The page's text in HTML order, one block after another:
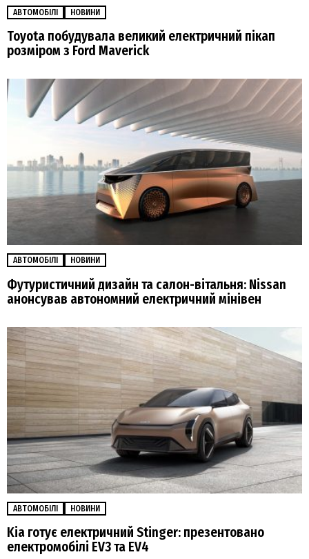
АВТОМОБІЛІ НОВИНИ
Toyota побудувала великий електричний пікап
розміром з Ford Maverick
АВТОМОБІЛІ НОВИНИ
Футуристичний дизайн та салон-вітальня: Nissan
анонсував автономний електричний мінівен
АВТОМОБІЛІ НОВИНИ
Kia готує електричний Stinger: презентовано
електромобілі EV3 та EV4